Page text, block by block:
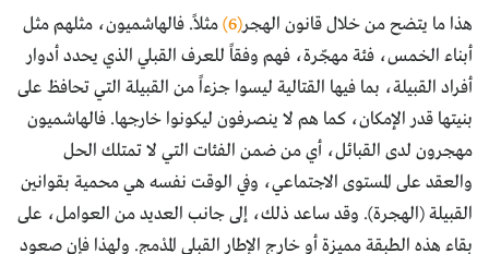
هذا ما يتضح من خلال قانون الهجر(6)
مثلاً. فالهاشميون، مثلهم مثل
أبناء الخمس، فئة مهجّرة، فهم وفقاً للعرف القبلي الذي يحدد أدوار
أفراد القبيلة، بما فيها القتالية ليسوا جزءاً من القبيلة التي تحافظ على
بنيتها قدر الإمكان، كما هم لا ينصرفون ليكونوا خارجها. فالهاشميون
مهجرون لدى القبائل، أي من ضمن الفئات التي لا تمتلك الحل
والعقد على المستوى الاجتماعي، وفي الوقت نفسه هي محمية بقوانين
القبيلة (الهجرة). وقد ساعد ذلك، إلى جانب العديد من العوامل، على
بقاء هذه الطبقة مميزة أو خارج الإطار القبلي المدْمج. ولهذا فإن صعود